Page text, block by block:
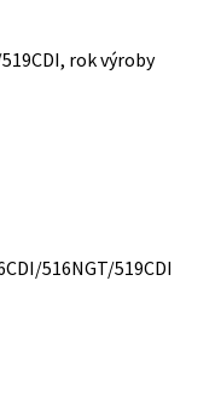
rok výroby
516NGT/519CDI